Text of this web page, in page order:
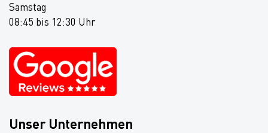
Samstag
08:45 bis 12:30 Uhr
Unser Unternehmen